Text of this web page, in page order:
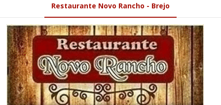
Restaurante Novo Rancho - Brejo